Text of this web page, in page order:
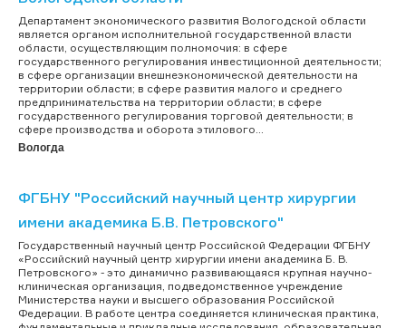
Департамент экономического развития Вологодской области
является органом исполнительной государственной власти
области, осуществляющим полномочия: в сфере
государственного регулирования инвестиционной деятельности;
в сфере организации внешнеэкономической деятельности на
территории области; в сфере развития малого и среднего
предпринимательства на территории области; в сфере
государственного регулирования торговой деятельности; в
сфере производства и оборота этилового...
Вологда
ФГБНУ "Российский научный центр хирургии
имени академика Б.В. Петровского"
Государственный научный центр Российской Федерации ФГБНУ
«Российский научный центр хирургии имени академика Б. В.
Петровского» - это динамично развивающаяся крупная научно-
клиническая организация, подведомственное учреждение
Министерства науки и высшего образования Российской
Федерации. В работе центра соединяется клиническая практика,